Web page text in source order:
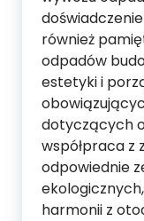
również
odpadów
estetyki i
dotyczących
współpraca z
odpowiednie
harmonii z